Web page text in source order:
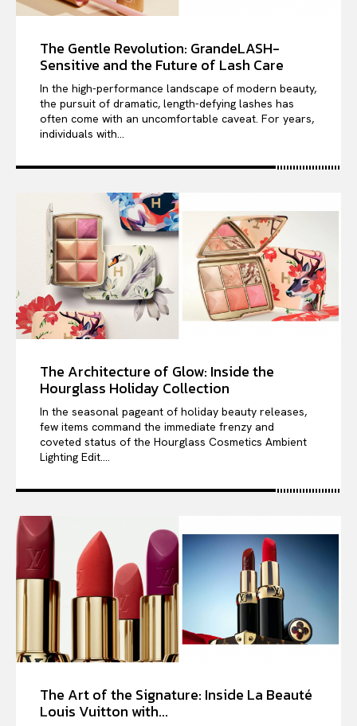
The Gentle Revolution: GrandeLASH-
Sensitive and the Future of Lash Care
In the high-performance landscape of modern beauty,
the pursuit of dramatic, length-defying lashes has
often come with an uncomfortable caveat. For years,
individuals with...
The Architecture of Glow: Inside the
Hourglass Holiday Collection
In the seasonal pageant of holiday beauty releases,
few items command the immediate frenzy and
coveted status of the Hourglass Cosmetics Ambient
Lighting Edit....
The Art of the Signature: Inside La Beauté
Louis Vuitton with...